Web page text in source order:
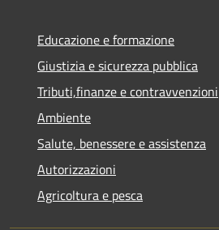
Educazione e formazione
Giustizia e sicurezza pubblica
Tributi,finanze e contravvenzioni
Ambiente
Salute, benessere e assistenza
Autorizzazioni
Agricoltura e pesca